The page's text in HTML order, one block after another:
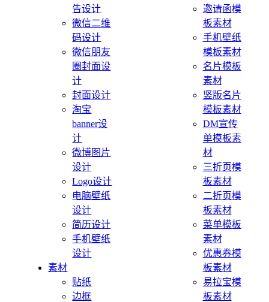
告设计
微信二维
码设计
微信朋友
圈封面设
计
封面设计
淘宝
banner设
计
微博图片
设计
Logo设计
电脑壁纸
设计
简历设计
手机壁纸
设计
素材
贴纸
边框
邀请函模
板素材
手机壁纸
模板素材
名片模板
素材
竖版名片
模板素材
DM宣传
单模板素
材
三折页模
板素材
二折页模
板素材
菜单模板
素材
优惠券模
板素材
易拉宝模
板素材